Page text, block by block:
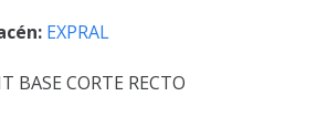
EXPRAL
BASE CORTE RECTO